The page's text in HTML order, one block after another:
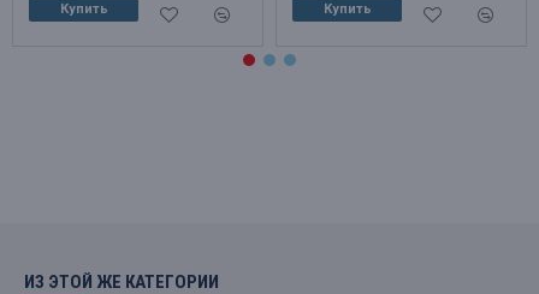
Купить Купить
ИЗ ЭТОЙ ЖЕ КАТЕГОРИИ